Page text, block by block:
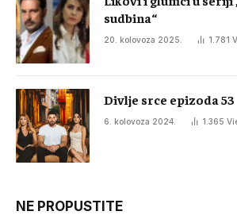
sudbina“
20. kolovoza 2025. 1.781
Divlje srce epizoda 53
6. kolovoza 2024. 1.365
NE PROPUSTITE